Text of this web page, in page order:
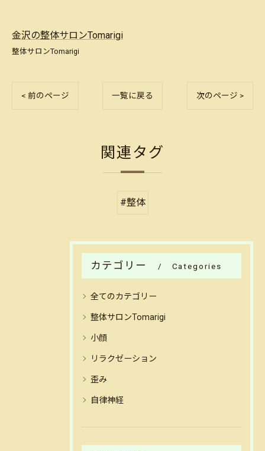
金沢の整体サロンTomarigi
整体サロンTomarigi
< 前のページ 一覧に戻る 次のページ >
関連タグ
#整体
カテゴリー Categories
全てのカテゴリー
整体サロンTomarigi
小顔
リラクゼーション
歪み
自律神経